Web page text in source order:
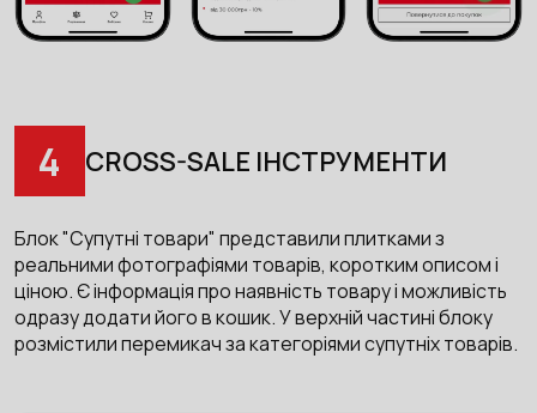
4 CROSS-SALE ІНСТРУМЕНТИ
Блок "Супутні товари" представили плитками з
реальними фотографіями товарів, коротким описом і
ціною. Є інформація про наявність товару і можливість
одразу додати його в кошик. У верхній частині блоку
розмістили перемикач за категоріями супутніх товарів.